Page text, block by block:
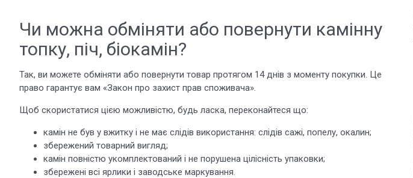
Чи можна обміняти або повернути камінну
топку, піч, біокамін?
Так, ви можете обміняти або повернути товар протягом 14 днів з моменту покупки. Це
право гарантує вам «Закон про захист прав споживача».
Щоб скористатися цією можливістю, будь ласка, переконайтеся що:
камін не був у вжитку і не має слідів використання: слідів сажі, попелу, окалин;
збережений товарний вигляд;
камін повністю укомплектований і не порушена цілісність упаковки;
збережені всі ярлики і заводське маркування.